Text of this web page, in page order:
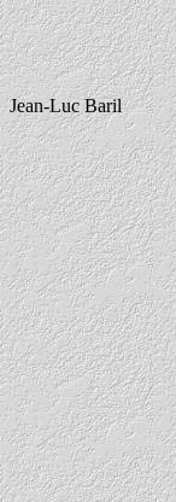
Jean-Luc Baril